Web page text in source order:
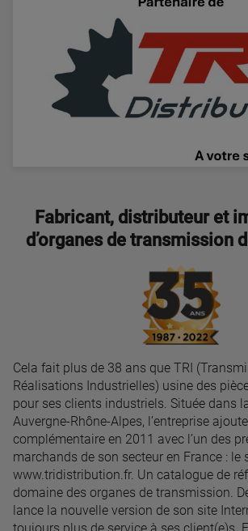
Fabricant, distributeur et
d’organes de transmission
Cela fait plus de 38 ans que TRI
Réalisations Industrielles) usine des
pour ses clients industriels. Située dans
Auvergne-Rhône-Alpes, l’entreprise
complémentaire en 2011 avec l’un des
marchands de son secteur en France : le
www.tridistribution.fr. Un catalogue de
domaine des organes de transmission.
lance la nouvelle version de son site
toujours plus de service à ses client(e)s.